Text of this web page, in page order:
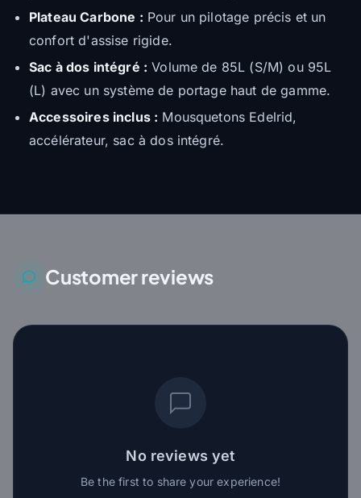
Plateau Carbone : Pour un pilotage précis et un
confort d'assise rigide.
Sac à dos intégré : Volume de 85L (S/M) ou 95L
(L) avec un système de portage haut de gamme.
Accessoires inclus : Mousquetons Edelrid,
accélérateur, sac à dos intégré.
Customer reviews
No reviews yet
Be the first to share your experience!